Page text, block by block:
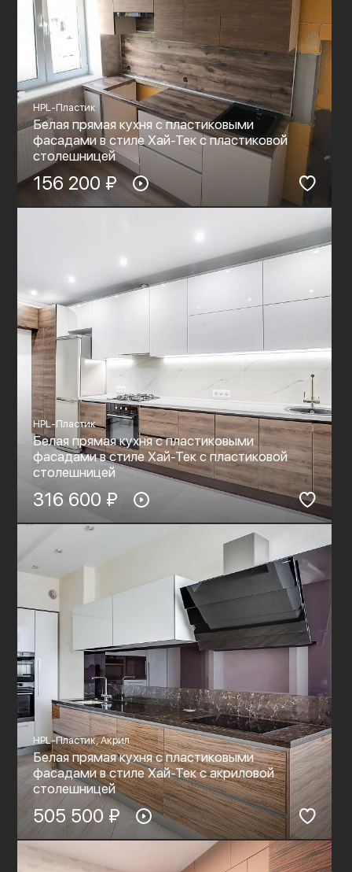
HPL-Пластик
Белая прямая кухня с пластиковыми
фасадами в стиле Хай-Тек с пластиковой
столешницей
156 200 ₽
HPL-Пластик
Белая прямая кухня с пластиковыми
фасадами в стиле Хай-Тек с пластиковой
столешницей
316 600 ₽
HPL-Пластик, Акрил
Белая прямая кухня с пластиковыми
фасадами в стиле Хай-Тек c акриловой
столешницей
505 500 ₽